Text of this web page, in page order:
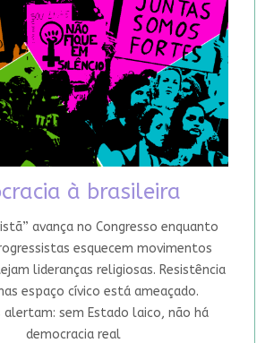
à brasileira
avança no Congresso enquanto
esquecem movimentos
lideranças religiosas. Resistência
espaço cívico está ameaçado.
alertam: sem Estado laico, não há
democracia real